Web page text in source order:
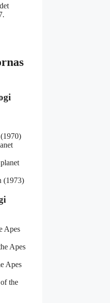
(1973)
Apes
Apes
Apes
the